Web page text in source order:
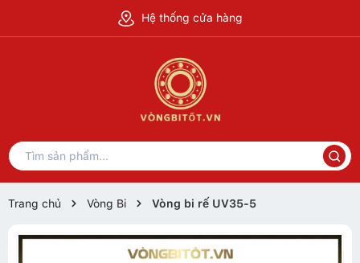
Hệ thống cửa hàng
Trang chủ Vòng Bi Vòng bi rế UV35-5